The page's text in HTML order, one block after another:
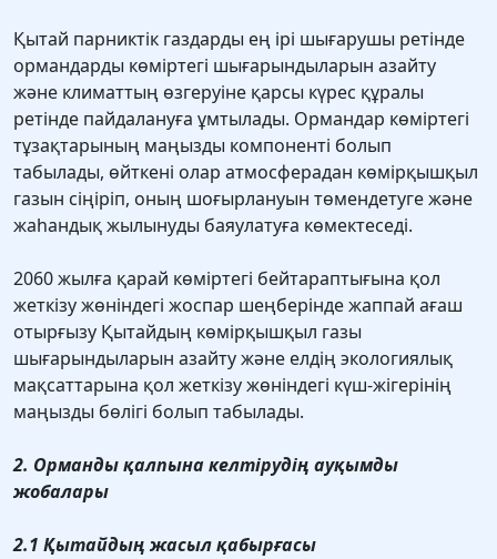
Қытай парниктік газдарды ең ірі шығарушы ретінде
ормандарды көміртегі шығарындыларын азайту
және климаттың өзгеруіне қарсы күрес құралы
ретінде пайдалануға ұмтылады. Ормандар көміртегі
тұзақтарының маңызды компоненті болып
табылады, өйткені олар атмосферадан көмірқышқыл
газын сіңіріп, оның шоғырлануын төмендетуге және
жаһандық жылынуды баяулатуға көмектеседі.
2060 жылға қарай көміртегі бейтараптығына қол
жеткізу жөніндегі жоспар шеңберінде жаппай ағаш
отырғызу Қытайдың көмірқышқыл газы
шығарындыларын азайту және елдің экологиялық
мақсаттарына қол жеткізу жөніндегі күш-жігерінің
маңызды бөлігі болып табылады.
2. Орманды қалпына келтірудің ауқымды
жобалары
2.1 Қытайдың жасыл қабырғасы